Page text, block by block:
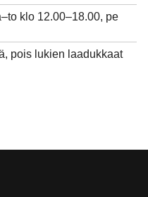
klo 12.00–18.00, pe
pois lukien laadukkaat